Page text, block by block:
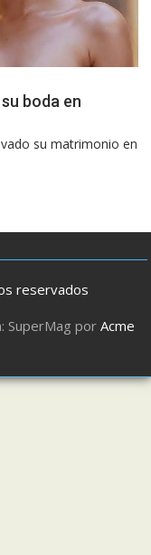
boda en
su matrimonio en
reservados
SuperMag porAcme